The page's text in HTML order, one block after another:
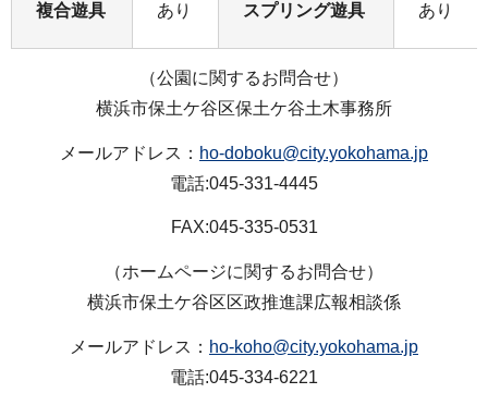
複合遊具 あり スプリング遊具 あり
（公園に関するお問合せ）
横浜市保土ケ谷区保土ケ谷土木事務所
メールアドレス： ho-doboku@city.yokohama.jp
電話:045-331-4445
FAX:045-335-0531
（ホームページに関するお問合せ）
横浜市保土ケ谷区区政推進課広報相談係
メールアドレス： ho-koho@city.yokohama.jp
電話:045-334-6221